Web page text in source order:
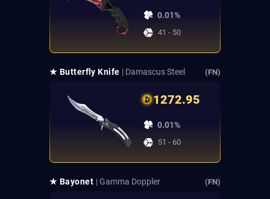
0.01%
41 - 50
★ Butterfly Knife | Damascus Steel (FN)
1272.95
0.01%
51 - 60
★ Bayonet | Gamma Doppler (FN)